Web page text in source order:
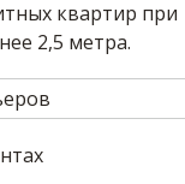
квартир при
2,5 метра.